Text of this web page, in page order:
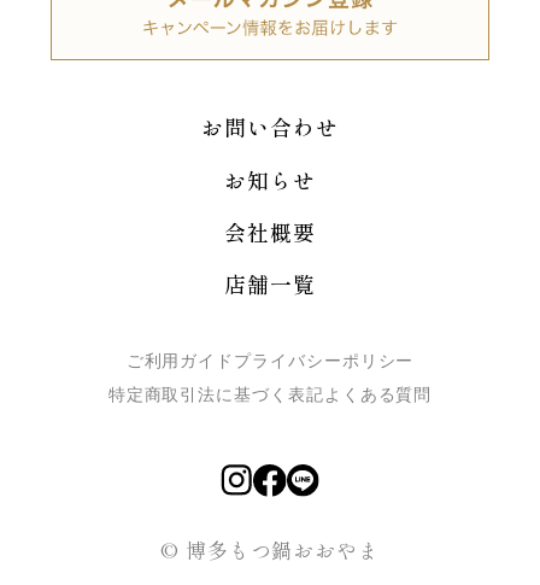
お問い合わせ
お知らせ
会社概要
店舗一覧
ご利用ガイド プライバシーポリシー
特定商取引法に基づく表記よくある質問
© 博多もつ鍋おおやま